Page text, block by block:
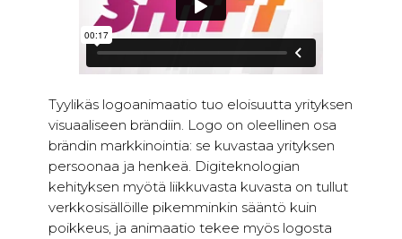
Tyylikäs logoanimaatio tuo eloisuutta yrityksen
visuaaliseen brändiin. Logo on oleellinen osa
brändin markkinointia: se kuvastaa yrityksen
persoonaa ja henkeä. Digiteknologian
kehityksen myötä liikkuvasta kuvasta on tullut
verkkosisällöille pikemminkin sääntö kuin
poikkeus, ja animaatio tekee myös logosta